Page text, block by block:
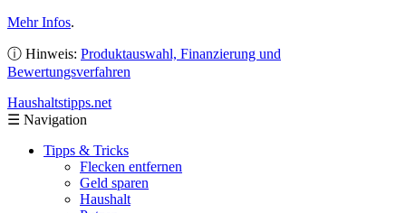
Mehr Infos.
ⓘ Hinweis: Produktauswahl, Finanzierung und
Bewertungsverfahren
Haushaltstipps.net
☰ Navigation
Tipps & Tricks
Flecken entfernen
Geld sparen
Haushalt